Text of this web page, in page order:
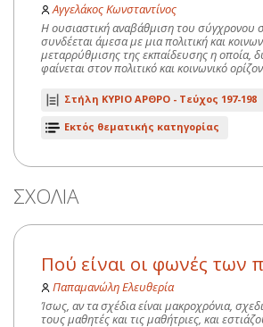
Αγγελάκος Κωνσταντίνος
Η ουσιαστική αναβάθμιση του σύγχρονου
συνδέεται άμεσα με μια πολιτική και
μεταρρύθμισης της εκπαίδευσης η οποία,
φαίνεται στον πολιτικό και κοινωνικό
Στήλη ΚΥΡΙΟ ΑΡΘΡΟ - Τεύχος 197-198
Εκτός θεματικής κατηγορίας
ΣΧΟΛΙΑ
Πού είναι οι φωνές των
Παπαμανώλη Ελευθερία
Ίσως, αν τα σχέδια είναι μακροχρόνια,
τους μαθητές και τις μαθήτριες, και